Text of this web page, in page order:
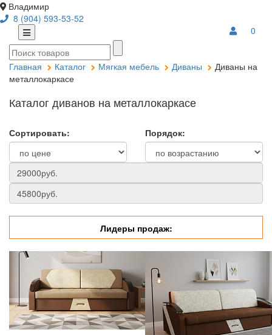
Владимир
8 (904) 593-53-52
0
Главная Каталог Мягкая мебель Диваны
Диваны на
металлокаркасе
Каталог диванов на металлокаркасе
Сортировать: Порядок:
Лидеры продаж: